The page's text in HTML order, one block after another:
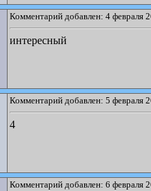
Комментарий добавлен: 4 февраля
интересный
Комментарий добавлен: 5 февраля
4
Комментарий добавлен: 6 февраля